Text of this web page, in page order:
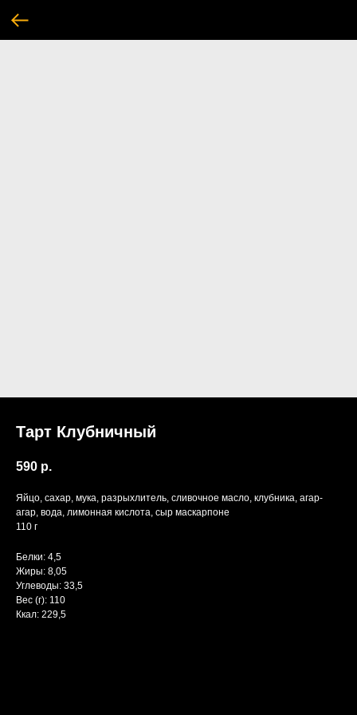
Тарт Клубничный
590 р.
Яйцо, сахар, мука, разрыхлитель, сливочное масло, клубника, агар-
агар, вода, лимонная кислота, сыр маскарпоне
110 г
Белки: 4,5
Жиры: 8,05
Углеводы: 33,5
Вес (г): 110
Ккал: 229,5